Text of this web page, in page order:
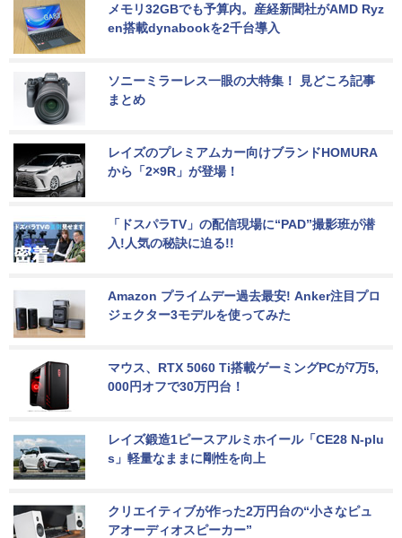
メモリ32GBでも予算内。産経新聞社がAMD Ryz
en搭載dynabookを2千台導入
ソニーミラーレス一眼の大特集！ 見どころ記事
まとめ
レイズのプレミアムカー向けブランドHOMURA
から「2×9R」が登場！
「ドスパラTV」の配信現場に“PAD”撮影班が潜
入!人気の秘訣に迫る!!
Amazon プライムデー過去最安! Anker注目プロ
ジェクター3モデルを使ってみた
マウス、RTX 5060 Ti搭載ゲーミングPCが7万5,
000円オフで30万円台！
レイズ鍛造1ピースアルミホイール「CE28 N-plu
s」軽量なままに剛性を向上
クリエイティブが作った2万円台の“小さなピュ
アオーディオスピーカー”